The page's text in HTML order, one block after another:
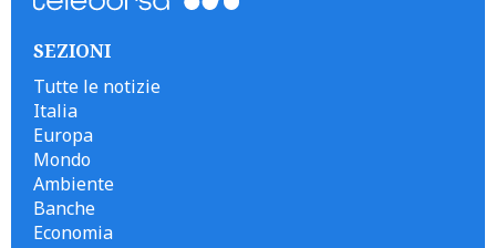
SEZIONI
Tutte le notizie
Italia
Europa
Mondo
Ambiente
Banche
Economia